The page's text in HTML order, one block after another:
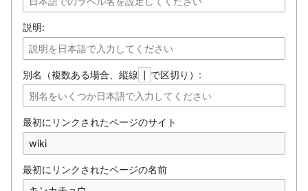
説明:
別名（複数ある場合、縦線 で区切り）:
最初にリンクされたページのサイト
最初にリンクされたページの名前